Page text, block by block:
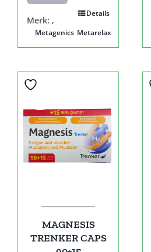
Details
Merk:
Metagenics
,
Metarelax
MAGNESIS
TRENKER CAPS